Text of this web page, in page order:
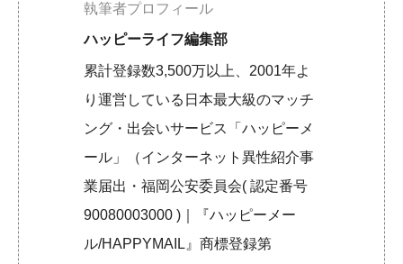
執筆者プロフィール
ハッピーライフ編集部
累計登録数3,500万以上、2001年よ
り運営している日本最大級のマッチ
ング・出会いサービス「ハッピーメ
ール」（インターネット異性紹介事
業届出・福岡公安委員会( 認定番号
90080003000 )｜『ハッピーメー
ル/HAPPYMAIL』商標登録第